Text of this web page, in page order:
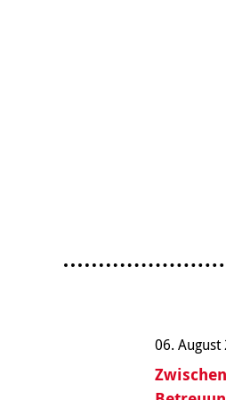
06. August